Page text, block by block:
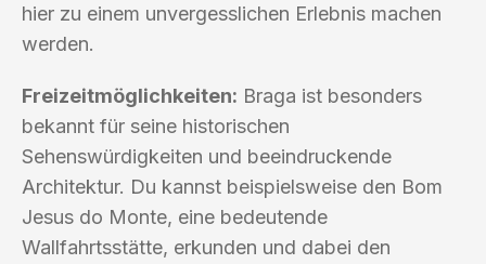
hier zu einem unvergesslichen Erlebnis machen
werden.
Freizeitmöglichkeiten: Braga ist besonders
bekannt für seine historischen
Sehenswürdigkeiten und beeindruckende
Architektur. Du kannst beispielsweise den Bom
Jesus do Monte, eine bedeutende
Wallfahrtsstätte, erkunden und dabei den